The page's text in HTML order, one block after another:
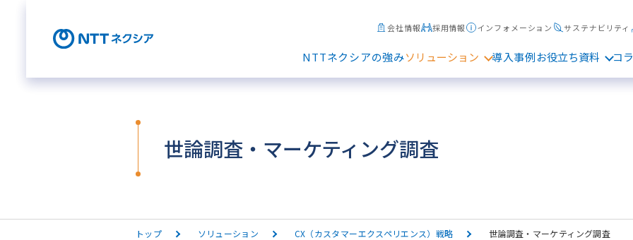
NTTネクシアの強みソリューション 導入事例お役立ち資料 コ
会社情報 採用情報 インフォメーション サステナビリティ
世論調査・マーケティング調査
トップ ソリューション CX（カスタマーエクスペリエンス）戦略 世論調査・マーケティング調査